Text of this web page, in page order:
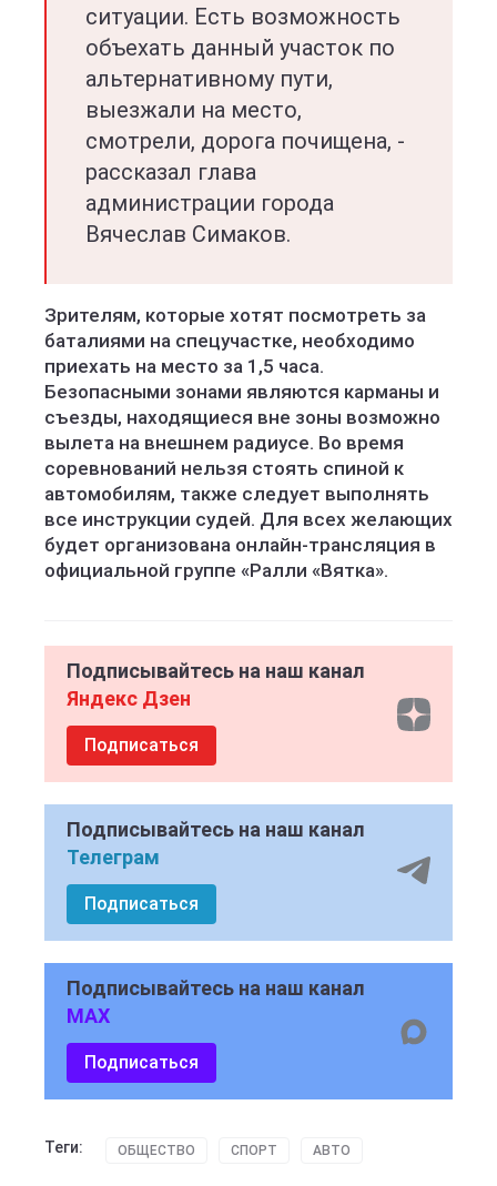
ситуации. Есть возможность
объехать данный участок по
альтернативному пути,
выезжали на место,
смотрели, дорога почищена, -
рассказал глава
администрации города
Вячеслав Симаков.
Зрителям, которые хотят посмотреть за
баталиями на спецучастке, необходимо
приехать на место за 1,5 часа.
Безопасными зонами являются карманы и
съезды, находящиеся вне зоны возможно
вылета на внешнем радиусе. Во время
соревнований нельзя стоять спиной к
автомобилям, также следует выполнять
все инструкции судей. Для всех желающих
будет организована онлайн-трансляция в
официальной группе «Ралли «Вятка».
Подписывайтесь на наш канал
Яндекс Дзен
Подписаться
Подписывайтесь на наш канал
Телеграм
Подписаться
Подписывайтесь на наш канал
MAX
Подписаться
Теги: ОБЩЕСТВО СПОРТ АВТО